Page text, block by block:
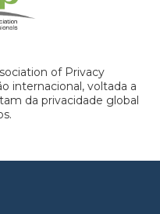
of Privacy
internacional, voltada a
da privacidade global